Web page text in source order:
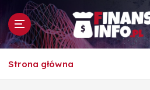
p
To i owo o
Strona główna